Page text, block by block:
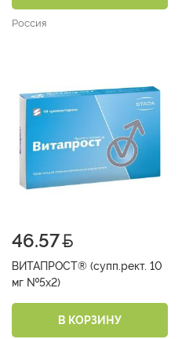
Россия
46.57
ВИТАПРОСТ® (супп.рект. 10
мг №5х2)
В КОРЗИНУ